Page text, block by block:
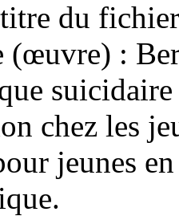
du
(œuvre) :
chez les
jeunes